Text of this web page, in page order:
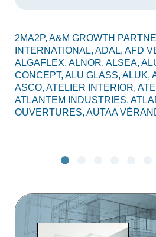
2MA2P, A&M GROWTH
INTERNATIONAL, ADAL, AFD
ALGAFLEX, ALNOR, ALSEA,
CONCEPT, ALU GLASS, ALUK,
ASCO, ATELIER INTERIOR,
ATLANTEM INDUSTRIES,
OUVERTURES, AUTAA